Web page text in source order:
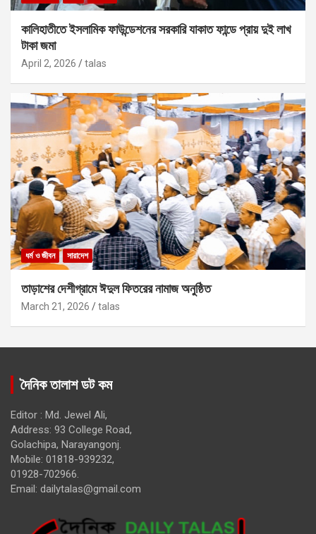
কালিহাতীতে ইসলামিক ফাউন্ডেশনের সরকারি যাকাত ফান্ডে প্রায় দুই লাখ
টাকা জমা
April 2, 2026 talas
ধর্ম ও জীবন সারাদেশ
তাড়াশের দেশীগ্রামে ঈদুল ফিতরের নামাজ অনুষ্ঠিত
March 21, 2026 talas
দৈনিক তালাশ ডট কম
Editor : Md. Jewel Ali,
Address: 93 College Road,
Golachipa, Narayangonj.
Mobile: 01818-939232,
01928-702966.
Email: dailytalas@gmail.com